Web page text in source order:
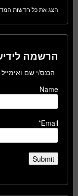
הצג את כל חדשות
הרשמה
הכנס/י שם
Name
Email*